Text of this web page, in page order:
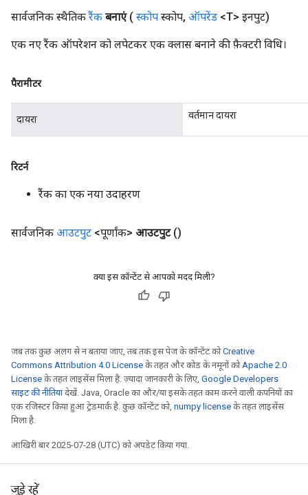
सार्वजनिक स्थैतिकरैंक बनाएं ( स्कोप स्कोप, ऑपरेंड <T> इनपुट)
एक नए रैंक ऑपरेशन को लपेटकर एक क्लास बनाने की फ़ैक्टरी विधि।
पैरामीटर
दायरा वर्तमान दायरा
रिटर्न
रैंक का एक नया उदाहरण
सार्वजनिक आउटपुट <पूर्णांक> आउटपुट ()
क्या इस कॉन्टेंट से आपको मदद मिली?
जब तक कुछ अलग से न बताया जाए, तब तक इस पेज के कॉन्टेंट कोCreative
Commons Attribution 4.0 License के तहत और कोड के नमूनों कोApache 2.0
License के तहत लाइसेंस मिला है. ज़्यादा जानकारी के लिए, Google Developers
साइट की नीतियांदेखें. Java, Oracle का और/या इसके तहत काम करने वाली कंपनियों का
एक रजिस्टर किया हुआ ट्रेडमार्क है. कुछ कॉन्टेंट को, numpy license के तहत लाइसेंस
मिला है.
आखिरी बार 2025-07-28 (UTC) को अपडेट किया गया.
जुड़े रहें